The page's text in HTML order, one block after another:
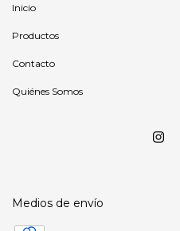
Inicio
Productos
Contacto
Quiénes Somos
Medios de envío